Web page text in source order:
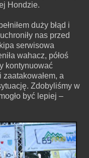
Hondzie.
duży błąd i
nas przed
serwisowa
wahacz, półoś
kontynuować
a
Zdobyliśmy w
być lepiej –